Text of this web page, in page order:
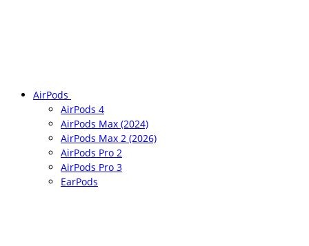
AirPods
AirPods 4
AirPods Max (2024)
AirPods Max 2 (2026)
AirPods Pro 2
AirPods Pro 3
EarPods